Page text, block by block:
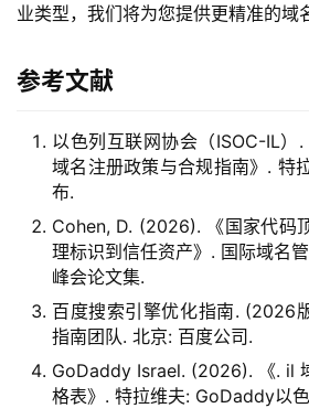
业类型，我们将为您提供更精准的域
参考文献
以色列互联网协会（ISOC-IL
域名注册政策与合规指南》. 特
布.
Cohen, D. (2026). 《国家代码
理标识到信任资产》. 国际域名
峰会论文集.
百度搜索引擎优化指南. (2026
指南团队. 北京: 百度公司.
GoDaddy Israel. (2026). 《. il
格表》. 特拉维夫: GoDaddy以